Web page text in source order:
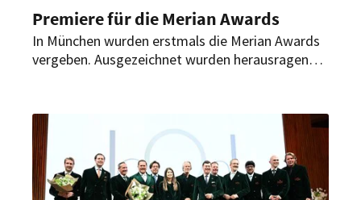
Premiere für die Merian Awards
In München wurden erstmals die Merian Awards
vergeben. Ausgezeichnet wurden herausragende